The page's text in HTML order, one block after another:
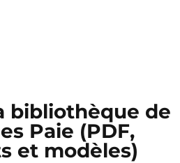
bibliothèque de
Paie (PDF,
et modèles)